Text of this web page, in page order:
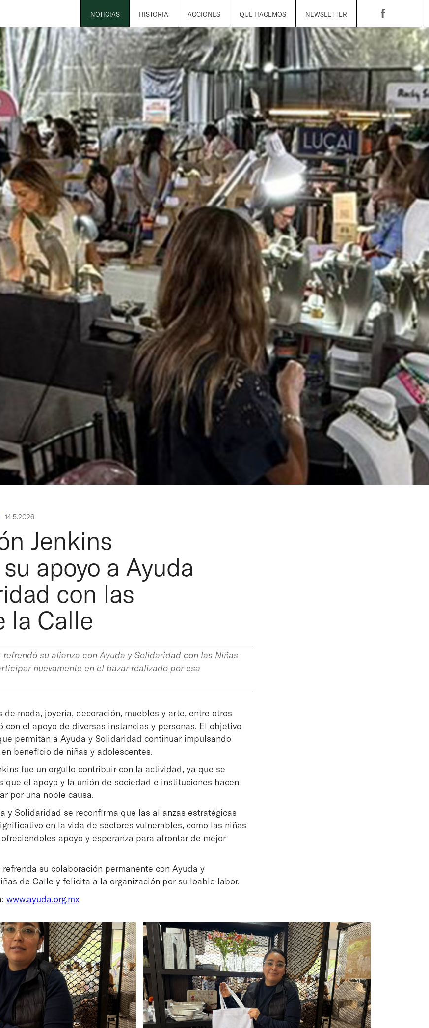
NOTICIAS HISTORIA ACCIONES QUÉ HACEMOS NEWSLETTER
14.5.2026
Jenkins
apoyo a Ayuda
con las
la Calle
refrendó su alianza con Ayuda y Solidaridad con las Niñas
nuevamente en el bazar realizado por esa
de moda, joyería, decoración, muebles y arte, entre otros
con el apoyo de diversas instancias y personas. El objetivo
permitan a Ayuda y Solidaridad continuar impulsando
beneficio de niñas y adolescentes.
fue un orgullo contribuir con la actividad, ya que se
que el apoyo y la unión de sociedad e instituciones hacen
por una noble causa.
y Solidaridad se reconfirma que las alianzas estratégicas
en la vida de sectores vulnerables, como las niñas
apoyo y esperanza para afrontar de mejor
refrenda su colaboración permanente con Ayuda y
de Calle y felicita a la organización por su loable labor.
www.ayuda.org.mx